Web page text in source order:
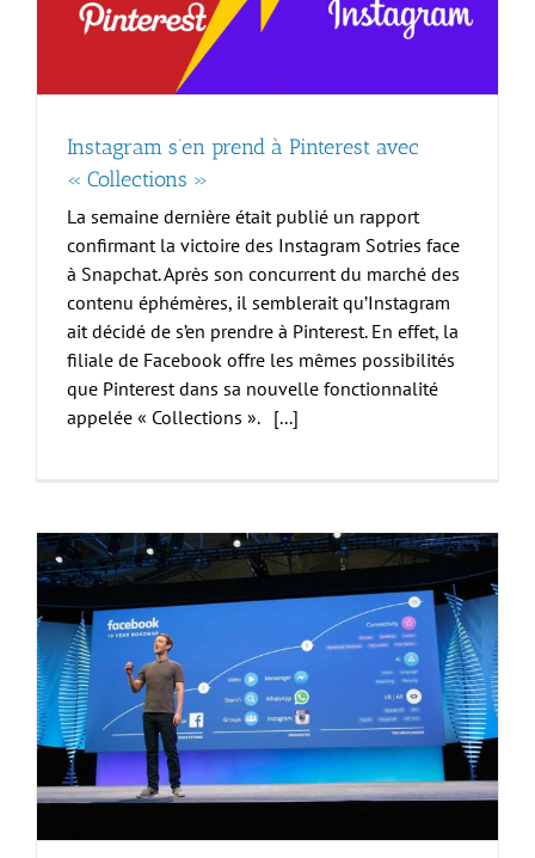
Instagram s’en prend à Pinterest avec
« Collections »
La semaine dernière était publié un rapport
confirmant la victoire des Instagram Sotries face
à Snapchat. Après son concurrent du marché des
contenu éphémères, il semblerait qu’Instagram
ait décidé de s’en prendre à Pinterest. En effet, la
filiale de Facebook offre les mêmes possibilités
que Pinterest dans sa nouvelle fonctionnalité
appelée « Collections ». [...]